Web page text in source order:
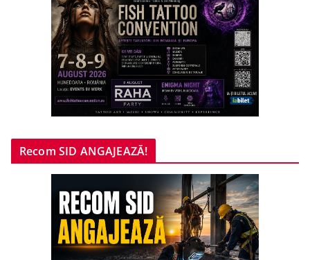
Recom SID ANGAJEAZĂ!